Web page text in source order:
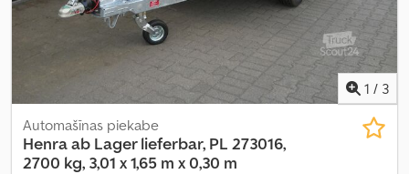
1 / 3
Automašīnas piekabe
Henraab Lager lieferbar, PL 273016,
2700 kg, 3,01 x 1,65 m x 0,30 m